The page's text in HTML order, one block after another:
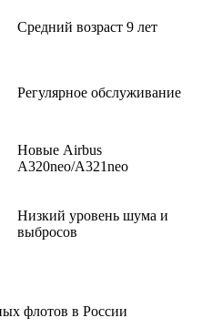
Средний возраст 9 лет
Регулярное обслуживание
Новые Airbus
A320neo/A321neo
Низкий уровень шума и
выбросов
флотов в России